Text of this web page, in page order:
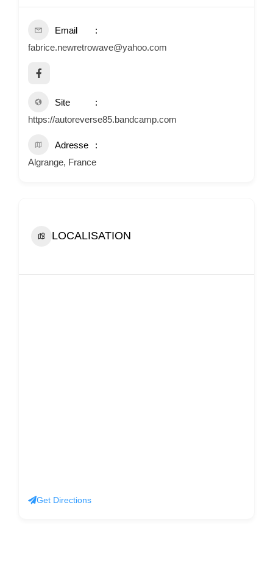
Email
fabrice.newretrowave@yahoo.com
Site
https://autoreverse85.bandcamp.com
Adresse
Algrange, France
LOCALISATION
Get Directions